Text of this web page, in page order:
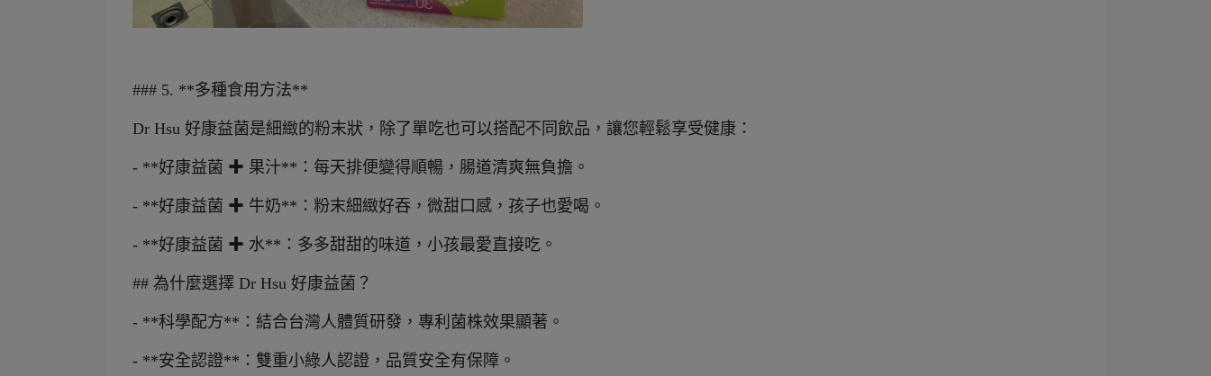
### 5. **多種食用方法**
Dr Hsu 好康益菌是細緻的粉末狀，除了單吃也可以搭配不同飲品，讓您輕鬆享受健康：
- **好康益菌 ✚ 果汁**：每天排便變得順暢，腸道清爽無負擔。
- **好康益菌 ✚ 牛奶**：粉末細緻好吞，微甜口感，孩子也愛喝。
- **好康益菌 ✚ 水**：多多甜甜的味道，小孩最愛直接吃。
## 為什麼選擇 Dr Hsu 好康益菌？
- **科學配方**：結合台灣人體質研發，專利菌株效果顯著。
- **安全認證**：雙重小綠人認證，品質安全有保障。